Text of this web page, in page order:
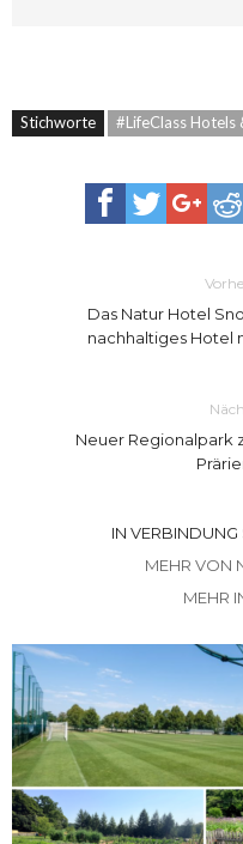
Stichworte #LifeClass Hotels
Das Natur Hotel
nachhaltiges Hotel
Neuer Regionalpark
IN VERBINDUNG
MEHR VON
MEHR